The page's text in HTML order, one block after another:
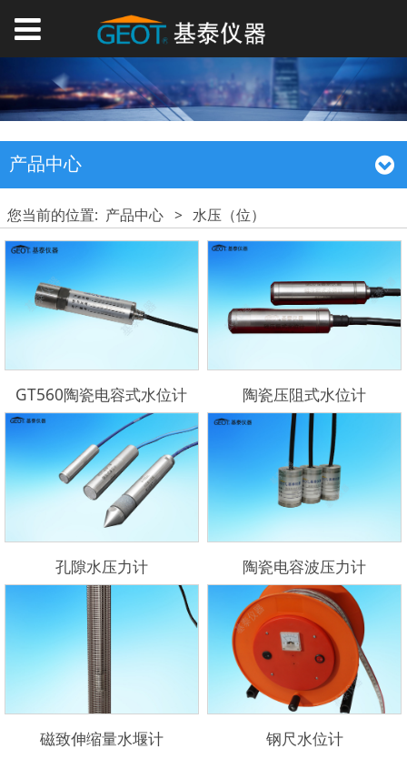
产品中心
您当前的位置: 产品中心 > 水压（位）
GT560陶瓷电容式水位计 陶瓷压阻式水位计
孔隙水压力计 陶瓷电容波压力计
磁致伸缩量水堰计 钢尺水位计